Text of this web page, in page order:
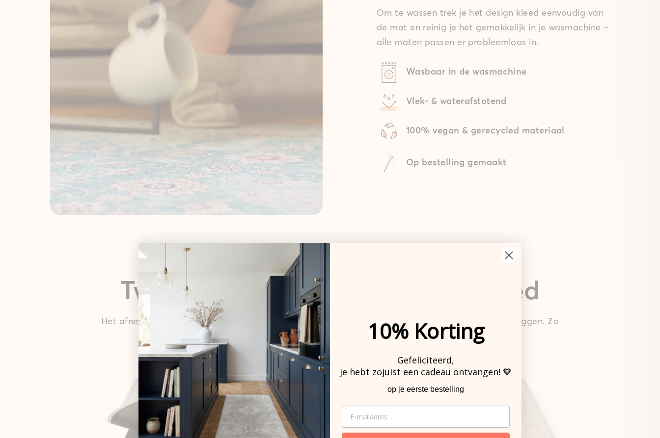
Om te wassen trek je het design kleed eenvoudig van
de mat en reinig je het gemakkelijk in je wasmachine –
alle maten passen er probleemloos in.
Wasbaar in de wasmachine
Vlek- & waterafstotend
100% vegan & gerecycled materiaal
Op bestelling gemaakt
Twee delen – één stijlvol vloerkleed
Het afneembare design kleed gaat zo de wasmachine in, de anti-slip mat blijft stevig op de vloer liggen. Zo
ziet je Teppana vloerkleed er altijd als nieuw uit – wat het dagelijks leven ook brengt.
10% Korting
Gefeliciteerd,
je hebt zojuist een cadeau ontvangen! 🧡
op je eerste bestelling
EMAIL